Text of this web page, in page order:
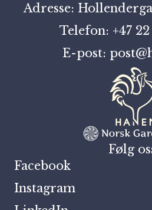
Adresse:
Telefon: +47
E-post:
Følg
Facebook
Instagram